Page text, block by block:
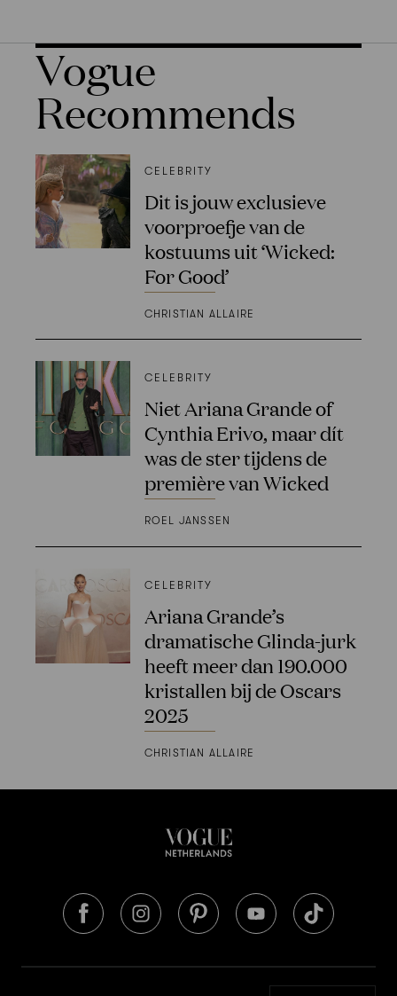
Vogue
Recommends
CELEBRITY
Dit is jouw exclusieve
voorproefje van de
kostuums uit ‘Wicked:
For Good’
CHRISTIAN ALLAIRE
CELEBRITY
Niet Ariana Grande of
Cynthia Erivo, maar dít
was de ster tijdens de
première van Wicked
ROEL JANSSEN
CELEBRITY
Ariana Grande’s
dramatische Glinda-jurk
heeft meer dan 190.000
kristallen bij de Oscars
2025
CHRISTIAN ALLAIRE